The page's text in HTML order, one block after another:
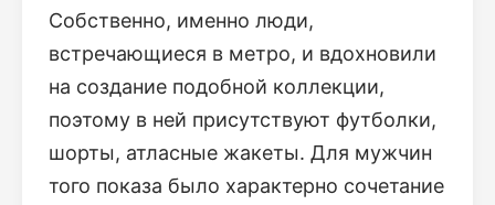
Собственно, именно люди,
встречающиеся в метро, и вдохновили
на создание подобной коллекции,
поэтому в ней присутствуют футболки,
шорты, атласные жакеты. Для мужчин
того показа было характерно сочетание